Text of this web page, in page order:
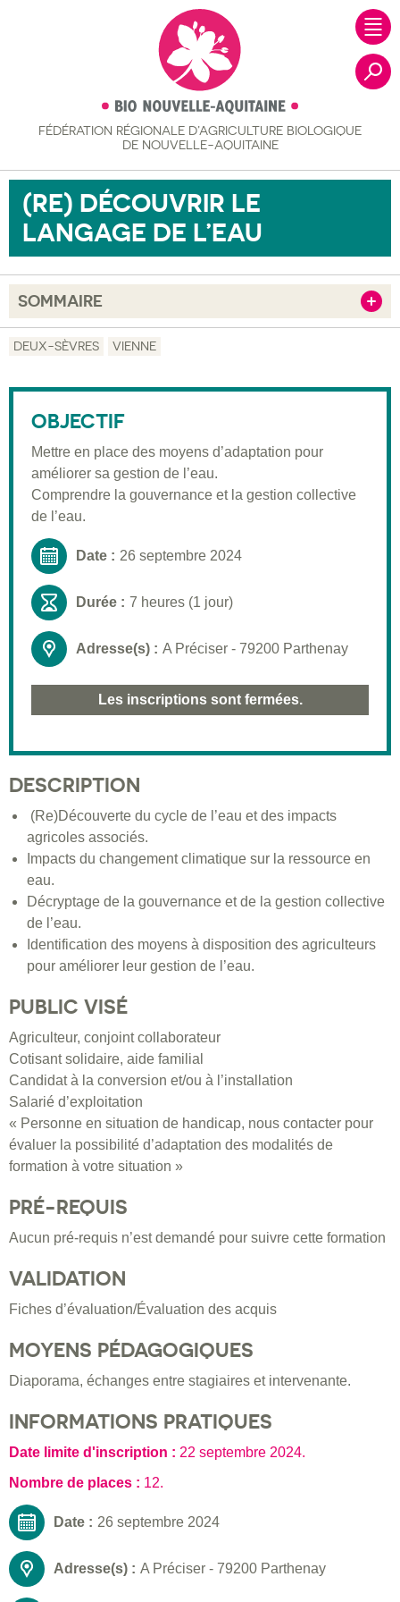
FÉDÉRATION RÉGIONALE D’AGRICULTURE BIOLOGIQUE
DE NOUVELLE-AQUITAINE
(RE) DÉCOUVRIR LE
LANGAGE DE L’EAU
SOMMAIRE
Objectif
Validation
Moyens pédagogiques
Informations pratiques
DEUX-SÈVRES VIENNE
OBJECTIF
Mettre en place des moyens d’adaptation pour
améliorer sa gestion de l’eau.
Comprendre la gouvernance et la gestion collective
de l’eau.
Date : 26 septembre 2024
Durée : 7 heures (1 jour)
Adresse(s) : A Préciser - 79200 Parthenay
Les inscriptions sont fermées.
DESCRIPTION
(Re)Découverte du cycle de l’eau et des impacts
agricoles associés.
Impacts du changement climatique sur la ressource en
eau.
Décryptage de la gouvernance et de la gestion collective
de l’eau.
Identification des moyens à disposition des agriculteurs
pour améliorer leur gestion de l’eau.
PUBLIC VISÉ
Agriculteur, conjoint collaborateur
Cotisant solidaire, aide familial
Candidat à la conversion et/ou à l’installation
Salarié d’exploitation
« Personne en situation de handicap, nous contacter pour
évaluer la possibilité d’adaptation des modalités de
formation à votre situation »
PRÉ-REQUIS
Aucun pré-requis n’est demandé pour suivre cette formation
VALIDATION
Fiches d’évaluation/Évaluation des acquis
MOYENS PÉDAGOGIQUES
Diaporama, échanges entre stagiaires et intervenante.
INFORMATIONS PRATIQUES
Date limite d'inscription : 22 septembre 2024.
Nombre de places : 12.
Date : 26 septembre 2024
Adresse(s) : A Préciser - 79200 Parthenay